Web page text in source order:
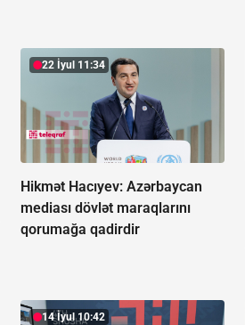
22 İyul 11:34
Hikmət Hacıyev: Azərbaycan
mediası dövlət maraqlarını
qorumağa qadirdir
14 İyul 10:42